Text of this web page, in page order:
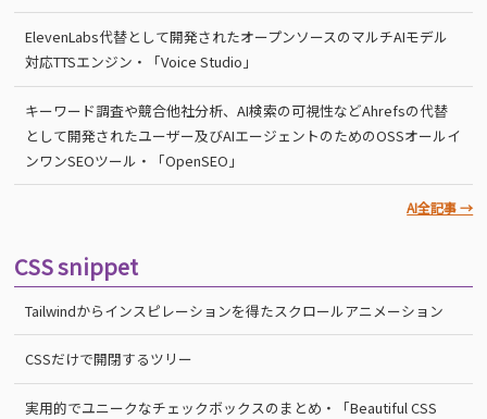
ElevenLabs代替として開発されたオープンソースのマルチAIモデル
対応TTSエンジン・「Voice Studio」
キーワード調査や競合他社分析、AI検索の可視性などAhrefsの代替
として開発されたユーザー及びAIエージェントのためのOSSオールイ
ンワンSEOツール・「OpenSEO」
AI全記事 →
CSS snippet
Tailwindからインスピレーションを得たスクロールアニメーション
CSSだけで開閉するツリー
実用的でユニークなチェックボックスのまとめ・「Beautiful CSS